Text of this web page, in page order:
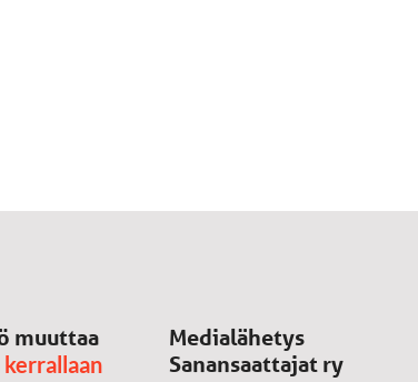
muuttaa
kerrallaan
Medialähetys
Sanansaattajat ry